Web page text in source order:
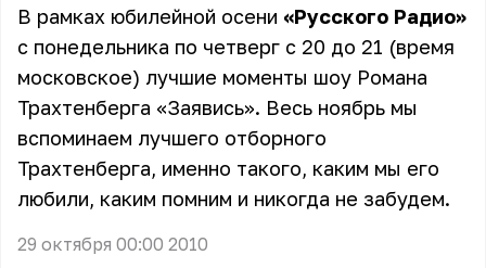
В рамках юбилейной осени «Русского Радио»
с понедельника по четверг с 20 до 21 (время
московское) лучшие моменты шоу Романа
Трахтенберга «Заявись». Весь ноябрь мы
вспоминаем лучшего отборного
Трахтенберга, именно такого, каким мы его
любили, каким помним и никогда не забудем.
29 октября 00:00 2010